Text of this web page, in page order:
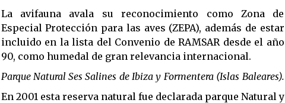
La avifauna avala su reconocimiento como Zona de
Especial Protección para las aves (ZEPA), además de estar
incluido en la lista del Convenio de RAMSAR desde el año
90, como humedal de gran relevancia internacional.
Parque Natural Ses Salines de Ibiza y Formentera (Islas Baleares).
En 2001 esta reserva natural fue declarada parque Natural y